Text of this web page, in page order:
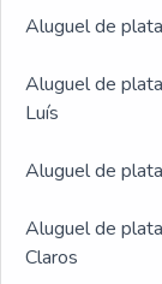
Aluguel de
Aluguel de
Luís
Aluguel de
Aluguel de
Claros